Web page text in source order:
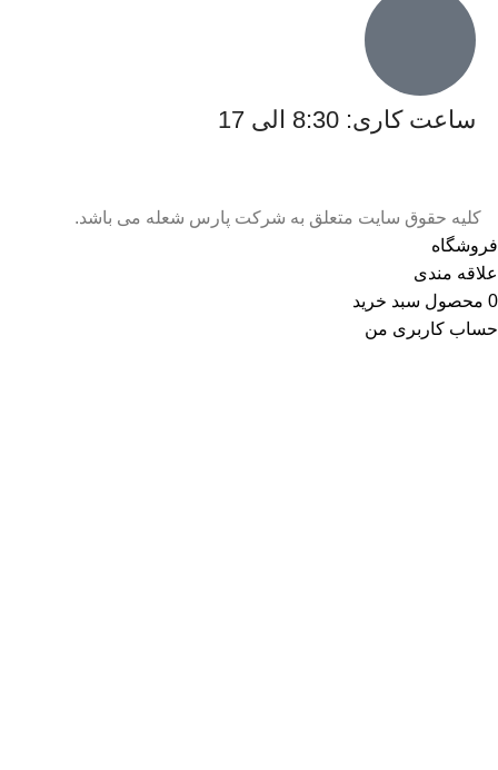
ساعت کاری: 8:30 الی 17
کلیه حقوق سایت متعلق به شرکت پارس شعله می باشد.
فروشگاه
علاقه مندی
0 محصول سبد خرید
حساب کاربری من